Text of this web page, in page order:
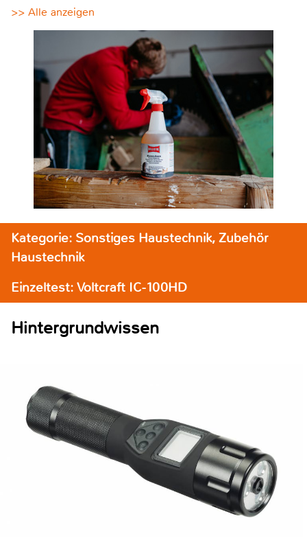
>> Alle anzeigen
Kategorie: Sonstiges Haustechnik, Zubehör
Haustechnik
Einzeltest: Voltcraft IC-100HD
Hintergrundwissen